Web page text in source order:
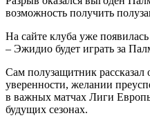
возможность получить
На сайте клуба уже
– Эжидио будет играть за
Сам полузащитник рассказал
уверенности, желании
в важных матчах Лиги
будущих сезонах.